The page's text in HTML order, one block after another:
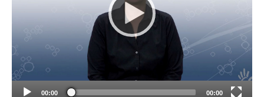
Language
Inhalte in Gebärdensprache (DGS)
00:00 00:00